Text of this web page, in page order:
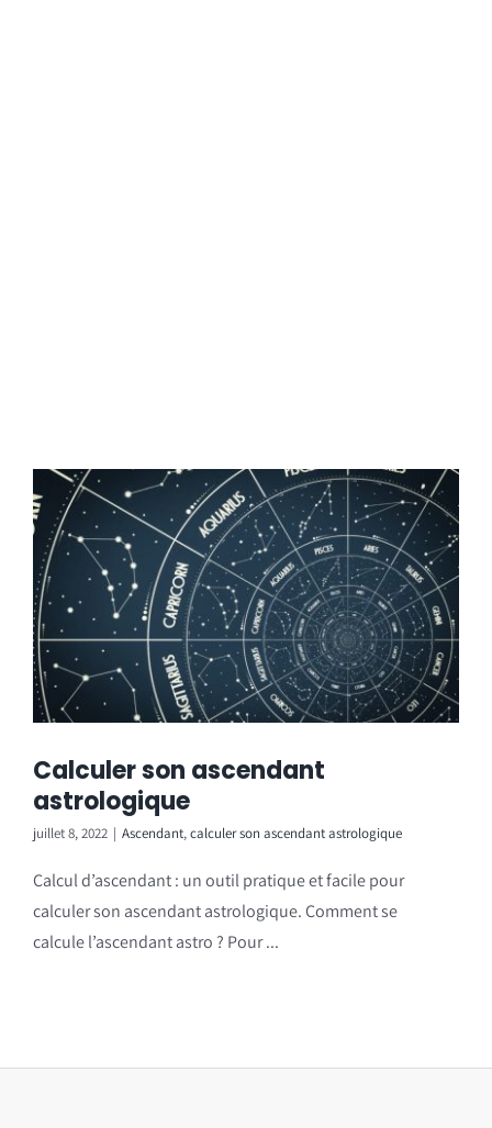
Calculer son ascendant
astrologique
juillet 8, 2022 | Ascendant,calculer son ascendant astrologique
Calcul d’ascendant : un outil pratique et facile pour
calculer son ascendant astrologique. Comment se
calcule l’ascendant astro ? Pour ...